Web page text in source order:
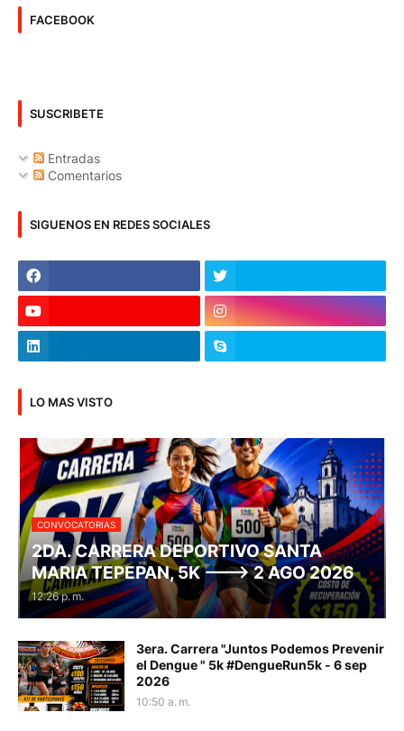
FACEBOOK
SUSCRIBETE
Entradas
Comentarios
SIGUENOS EN REDES SOCIALES
LO MAS VISTO
CONVOCATORIAS
2DA. CARRERA DEPORTIVO SANTA
MARIA TEPEPAN, 5K ---> 2 AGO 2026
12:26 p. m.
3era. Carrera "Juntos Podemos Prevenir
el Dengue " 5k #DengueRun5k - 6 sep
2026
10:50 a. m.